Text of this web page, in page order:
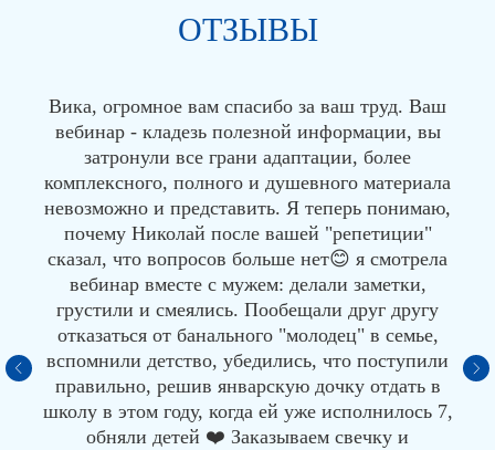
ОТЗЫВЫ
Вика, огромное вам спасибо за ваш труд. Ваш
вебинар - кладезь полезной информации, вы
затронули все грани адаптации, более
комплексного, полного и душевного материала
невозможно и представить. Я теперь понимаю,
почему Николай после вашей "репетиции"
сказал, что вопросов больше нет😊 я смотрела
вебинар вместе с мужем: делали заметки,
грустили и смеялись. Пообещали друг другу
отказаться от банального "молодец" в семье,
вспомнили детство, убедились, что поступили
правильно, решив январскую дочку отдать в
школу в этом году, когда ей уже исполнилось 7,
обняли детей ❤️ Заказываем свечку и